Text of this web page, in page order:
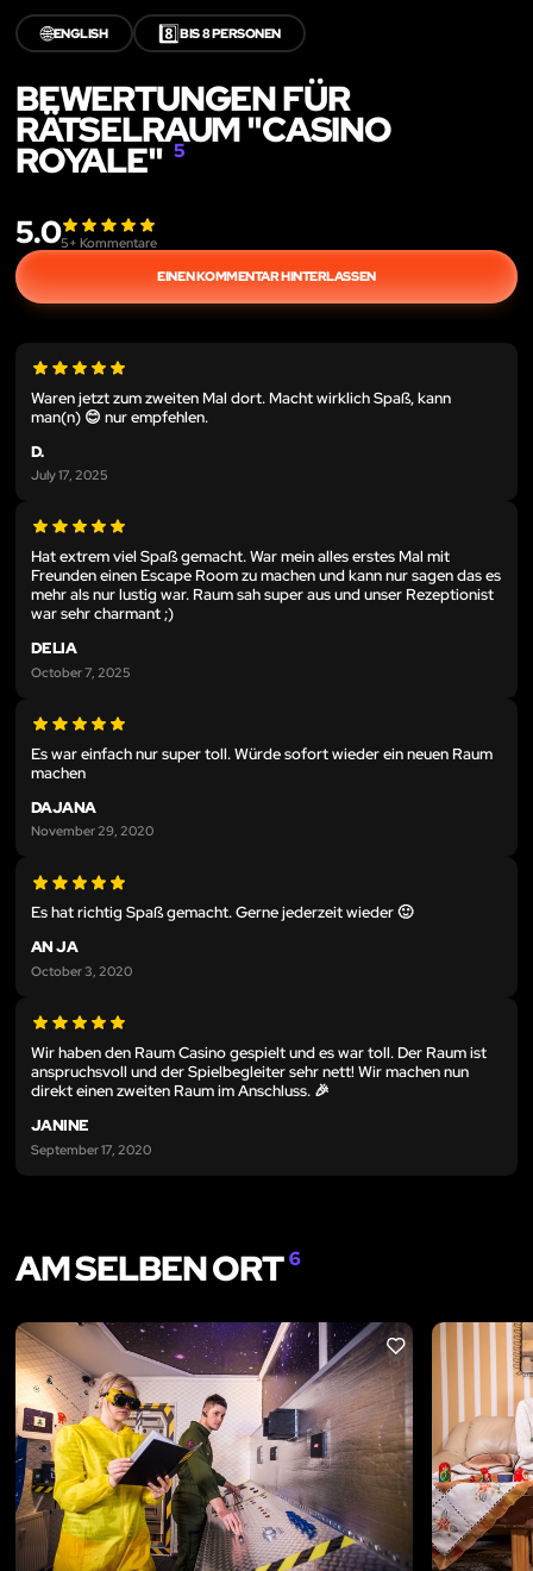
🌐ENGLISH 8️⃣BIS 8 PERSONEN
BEWERTUNGEN FÜR
RÄTSELRAUM "CASINO
ROYALE"5
5.05+ Kommentare
EINEN KOMMENTAR HINTERLASSEN
Waren jetzt zum zweiten Mal dort. Macht wirklich Spaß, kann
man(n) 😊 nur empfehlen.
D.
July 17, 2025
Hat extrem viel Spaß gemacht. War mein alles erstes Mal mit
Freunden einen Escape Room zu machen und kann nur sagen das es
mehr als nur lustig war. Raum sah super aus und unser Rezeptionist
war sehr charmant ;)
DELIA
October 7, 2025
Es war einfach nur super toll. Würde sofort wieder ein neuen Raum
machen
DAJANA
November 29, 2020
Es hat richtig Spaß gemacht. Gerne jederzeit wieder 🙂
AN JA
October 3, 2020
Wir haben den Raum Casino gespielt und es war toll. Der Raum ist
anspruchsvoll und der Spielbegleiter sehr nett! Wir machen nun
direkt einen zweiten Raum im Anschluss. 🎉
JANINE
September 17, 2020
AM SELBEN ORT6
LIKE